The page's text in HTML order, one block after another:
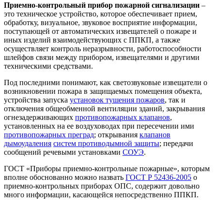
Приемно-контрольный прибор пожарной сигнализации –
это техническое устройство, которое обеспечивает прием,
обработку, визуальное, звуковое восприятие информации,
поступающей от автоматических извещателей о пожаре и
иных изделий взаимодействующих с ППКП, а также
осуществляет контроль неразрывности, работоспособности
шлейфов связи между прибором, извещателями и другими
техническими средствами.
Под последними понимают, как светозвуковые извещатели о
возникновении пожара в защищаемых помещения объекта,
устройства запуска установок тушения пожаров, так и
отключения общеобменной вентиляции зданий, закрывания
огнезадерживающих противопожарных клапанов,
установленных на ее воздуховодах при пересечении ими
противопожарных преград; открывания клапанов
дымоудаления систем противодымной защиты; передачи
сообщений речевыми установками СОУЭ.
ГОСТ «Приборы приемно-контрольные пожарные», которым
вполне обоснованно можно назвать ГОСТ Р 52436-2005 о
приемно-контрольных приборах ОПС, содержит довольно
много информации, касающейся непосредственно ППКП.